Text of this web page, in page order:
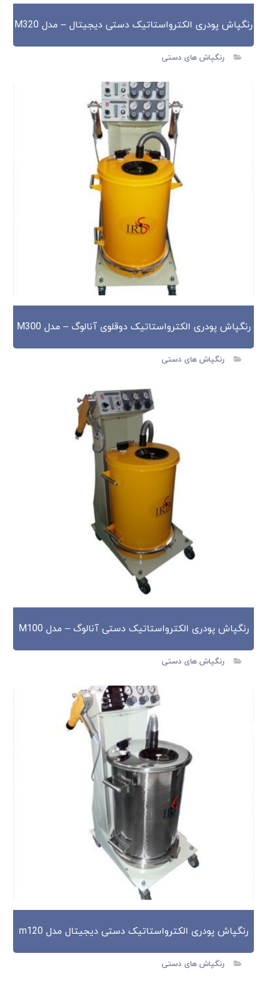
رنگپاش پودری الکترواستاتیک دستی دیجیتال – مدل M320
رنگپاش های دستی
رنگپاش پودری الکترواستاتیک دوقلوی آنالوگ – مدل M300
رنگپاش های دستی
رنگپاش پودری الکترواستاتیک دستی آنالوگ – مدل M100
رنگپاش های دستی
رنگپاش پودری الکترواستاتیک دستی دیجیتال مدل m120
رنگپاش های دستی